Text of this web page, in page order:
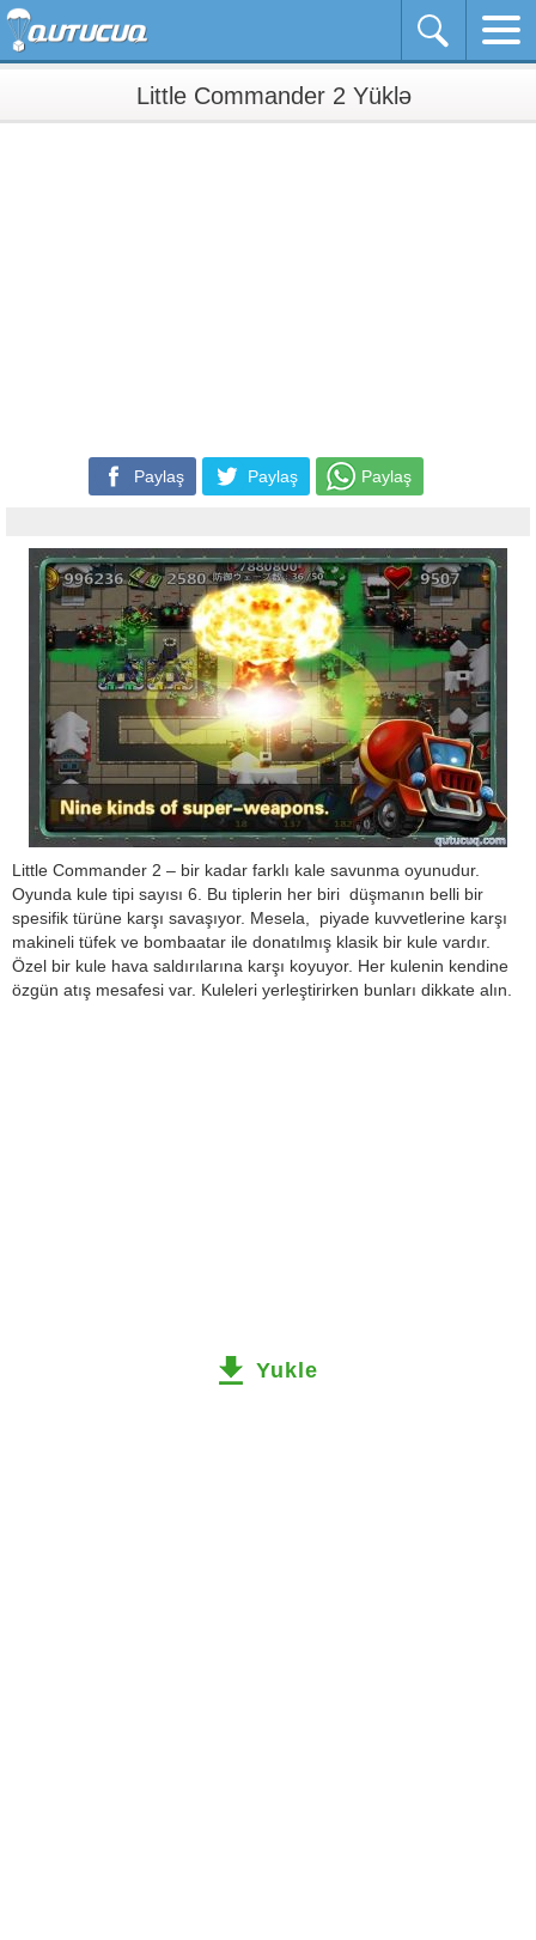
Little Commander 2 Yüklə
Paylaş Paylaş Paylaş
Little Commander 2 – bir kadar farklı kale savunma oyunudur.
Oyunda kule tipi sayısı 6. Bu tiplerin her biri düşmanın belli bir
spesifik türüne karşı savaşıyor. Mesela, piyade kuvvetlerine karşı
makineli tüfek ve bombaatar ile donatılmış klasik bir kule vardır.
Özel bir kule hava saldırılarına karşı koyuyor. Her kulenin kendine
özgün atış mesafesi var. Kuleleri yerleştirirken bunları dikkate alın.
Yukle